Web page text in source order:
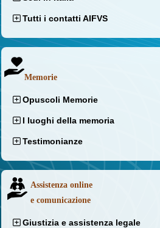
Tutti i contatti AIFVS
Memorie
Opuscoli Memorie
I luoghi della memoria
Testimonianze
Assistenza online
e comunicazione
Giustizia e assistenza legale